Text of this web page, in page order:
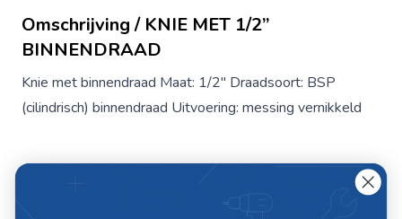
Omschrijving / KNIE MET 1/2”
BINNENDRAAD
Knie met binnendraad Maat: 1/2" Draadsoort: BSP
(cilindrisch) binnendraad Uitvoering: messing vernikkeld